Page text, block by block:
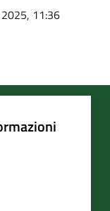
11:36